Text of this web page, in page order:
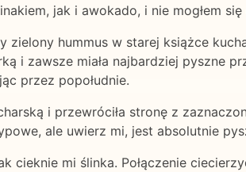
jak i awokado, i nie mogłem
zielony hummus w starej książce
i zawsze miała najbardziej pyszne
przez popołudnie.
i przewróciła stronę z
ale uwierz mi, jest absolutnie
cieknie mi ślinka. Połączenie